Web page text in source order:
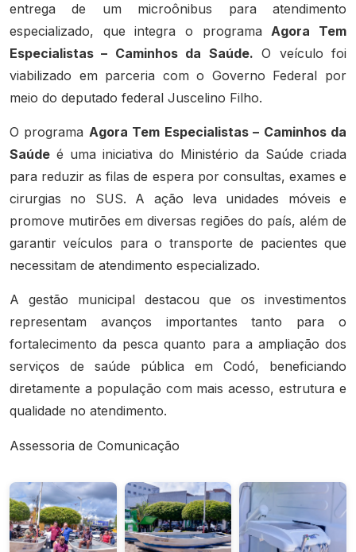
entrega de um microônibus para atendimento
especializado, que integra o programaAgora Tem
Especialistas – Caminhos da Saúde. O veículo foi
viabilizado em parceria com o Governo Federal por
meio do deputado federal Juscelino Filho.
O programa Agora Tem Especialistas – Caminhos da
Saúde é uma iniciativa do Ministério da Saúde criada
para reduzir as filas de espera por consultas, exames e
cirurgias no SUS. A ação leva unidades móveis e
promove mutirões em diversas regiões do país, além de
garantir veículos para o transporte de pacientes que
necessitam de atendimento especializado.
A gestão municipal destacou que os investimentos
representam avanços importantes tanto para o
fortalecimento da pesca quanto para a ampliação dos
serviços de saúde pública em Codó, beneficiando
diretamente a população com mais acesso, estrutura e
qualidade no atendimento.
Assessoria de Comunicação